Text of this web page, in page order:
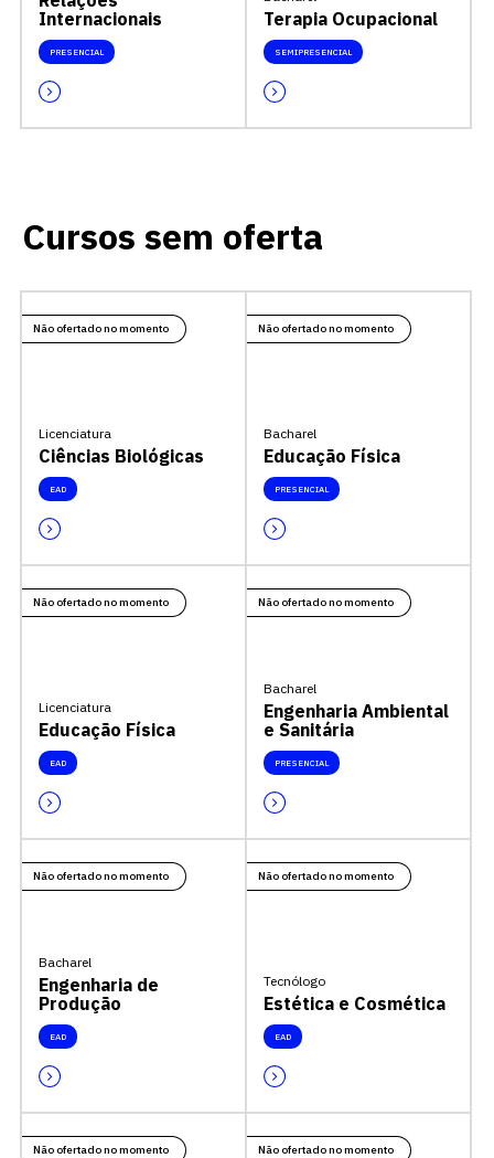
Internacionais
PRESENCIAL
Terapia Ocupacional
SEMIPRESENCIAL
Cursos sem oferta
Não ofertado no momento
Licenciatura
Ciências Biológicas
EAD
Não ofertado no momento
Bacharel
Educação Física
PRESENCIAL
Não ofertado no momento
Licenciatura
Educação Física
EAD
Não ofertado no momento
Bacharel
Engenharia Ambiental
e Sanitária
PRESENCIAL
Não ofertado no momento
Bacharel
Engenharia de
Produção
EAD
Não ofertado no momento
Tecnólogo
Estética e Cosmética
EAD
Não ofertado no momento Não ofertado no momento